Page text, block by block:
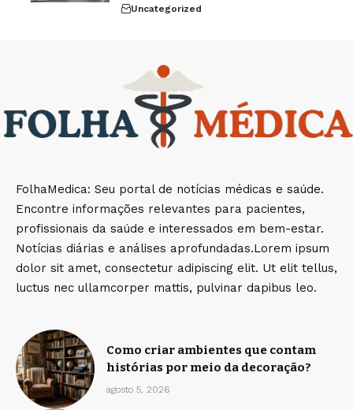
Uncategorized
FolhaMedica: Seu portal de notícias médicas e saúde.
Encontre informações relevantes para pacientes,
profissionais da saúde e interessados em bem-estar.
Notícias diárias e análises aprofundadas.Lorem ipsum
dolor sit amet, consectetur adipiscing elit. Ut elit tellus,
luctus nec ullamcorper mattis, pulvinar dapibus leo.
Como criar ambientes que contam
histórias por meio da decoração?
agosto 5, 2026